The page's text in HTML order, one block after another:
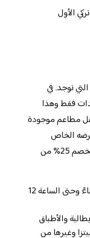
الأول
توجد. في
فقط وهذا
مطاعم موجودة
عرضه الخاص
للسيدات فقط كل يوم أربعاء وذلك بخصم 25% من
يستمر العرض من الساعة 8 مساءً وحتى الساعة 12
والأطباق
وغيرها من